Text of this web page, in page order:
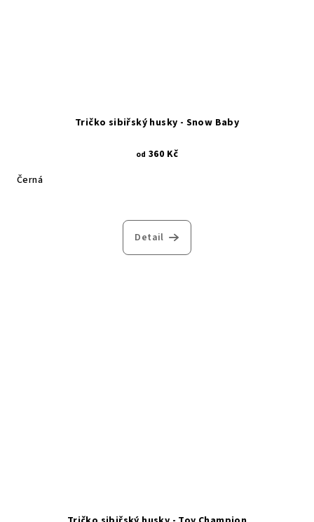
Tričko sibiřský husky - Snow Baby
od 360 Kč
Černá
Detail